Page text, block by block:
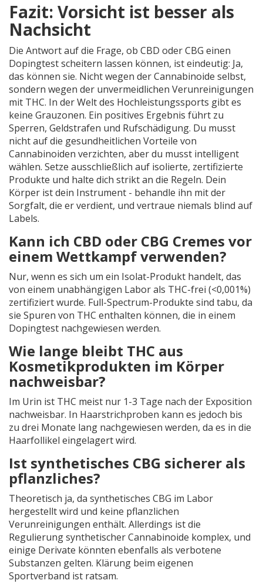
Fazit: Vorsicht ist besser als
Nachsicht
Die Antwort auf die Frage, ob CBD oder CBG einen
Dopingtest scheitern lassen können, ist eindeutig: Ja,
das können sie. Nicht wegen der Cannabinoide selbst,
sondern wegen der unvermeidlichen Verunreinigungen
mit THC. In der Welt des Hochleistungssports gibt es
keine Grauzonen. Ein positives Ergebnis führt zu
Sperren, Geldstrafen und Rufschädigung. Du musst
nicht auf die gesundheitlichen Vorteile von
Cannabinoiden verzichten, aber du musst intelligent
wählen. Setze ausschließlich auf isolierte, zertifizierte
Produkte und halte dich strikt an die Regeln. Dein
Körper ist dein Instrument - behandle ihn mit der
Sorgfalt, die er verdient, und vertraue niemals blind auf
Labels.
Kann ich CBD oder CBG Cremes vor
einem Wettkampf verwenden?
Nur, wenn es sich um ein Isolat-Produkt handelt, das
von einem unabhängigen Labor als THC-frei (<0,001%)
zertifiziert wurde. Full-Spectrum-Produkte sind tabu, da
sie Spuren von THC enthalten können, die in einem
Dopingtest nachgewiesen werden.
Wie lange bleibt THC aus
Kosmetikprodukten im Körper
nachweisbar?
Im Urin ist THC meist nur 1-3 Tage nach der Exposition
nachweisbar. In Haarstrichproben kann es jedoch bis
zu drei Monate lang nachgewiesen werden, da es in die
Haarfollikel eingelagert wird.
Ist synthetisches CBG sicherer als
pflanzliches?
Theoretisch ja, da synthetisches CBG im Labor
hergestellt wird und keine pflanzlichen
Verunreinigungen enthält. Allerdings ist die
Regulierung synthetischer Cannabinoide komplex, und
einige Derivate könnten ebenfalls als verbotene
Substanzen gelten. Klärung beim eigenen
Sportverband ist ratsam.